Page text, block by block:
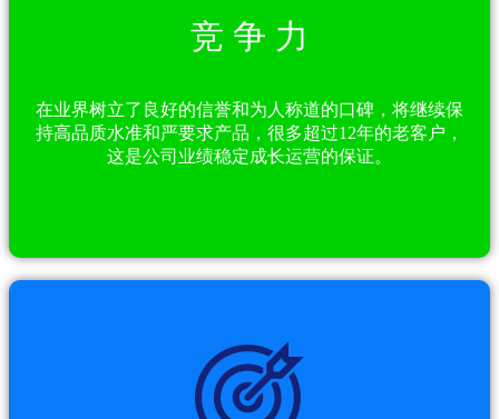
竞 争 力
在业界树立了良好的信誉和为人称道的口碑，将继续保
持高品质水准和严要求产品，很多超过12年的老客户，
这是公司业绩稳定成长运营的保证。